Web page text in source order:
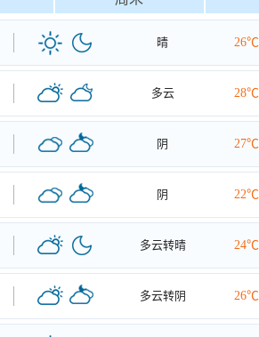
晴 26℃
多云 28℃
阴 27℃
阴 22℃
多云转晴 24℃
多云转阴 26℃